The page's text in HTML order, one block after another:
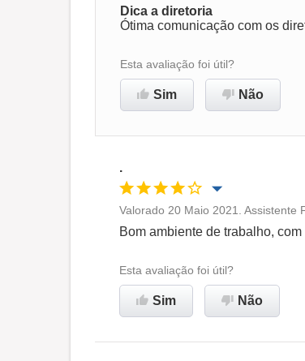
Dica a diretoria
Ótima comunicação com os
Esta avaliação foi útil?
Sim Não
.
Oportunidade de promoção
Ambiente de trabalho
Recomenda esta empresa
Valorado 20 Maio 2021. Assistente
Bom ambiente de trabalho,
Esta avaliação foi útil?
Sim Não